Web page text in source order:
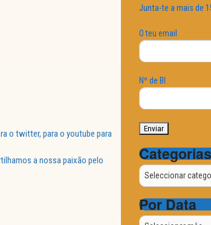
o twitter, para o youtube para
a nossa paixão pelo
Junta-te a mais de
O teu email
Nº de BI
Categorias
Por Data
Por